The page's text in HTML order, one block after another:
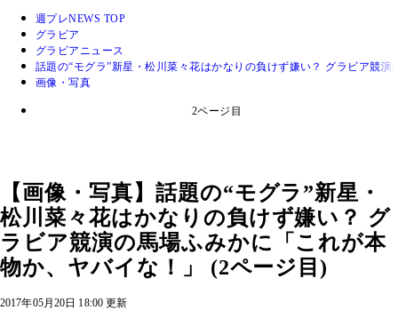
週プレNEWS TOP
グラビア
グラビアニュース
話題の“モグラ”新星・松川菜々花はかなりの負けず嫌い？ グラビア競
画像・写真
2ページ目
【画像・写真】話題の“モグラ”新星・
松川菜々花はかなりの負けず嫌い？ グ
ラビア競演の馬場ふみかに「これが本
物か、ヤバイな！」 (2ページ目)
2017年05月20日 18:00 更新